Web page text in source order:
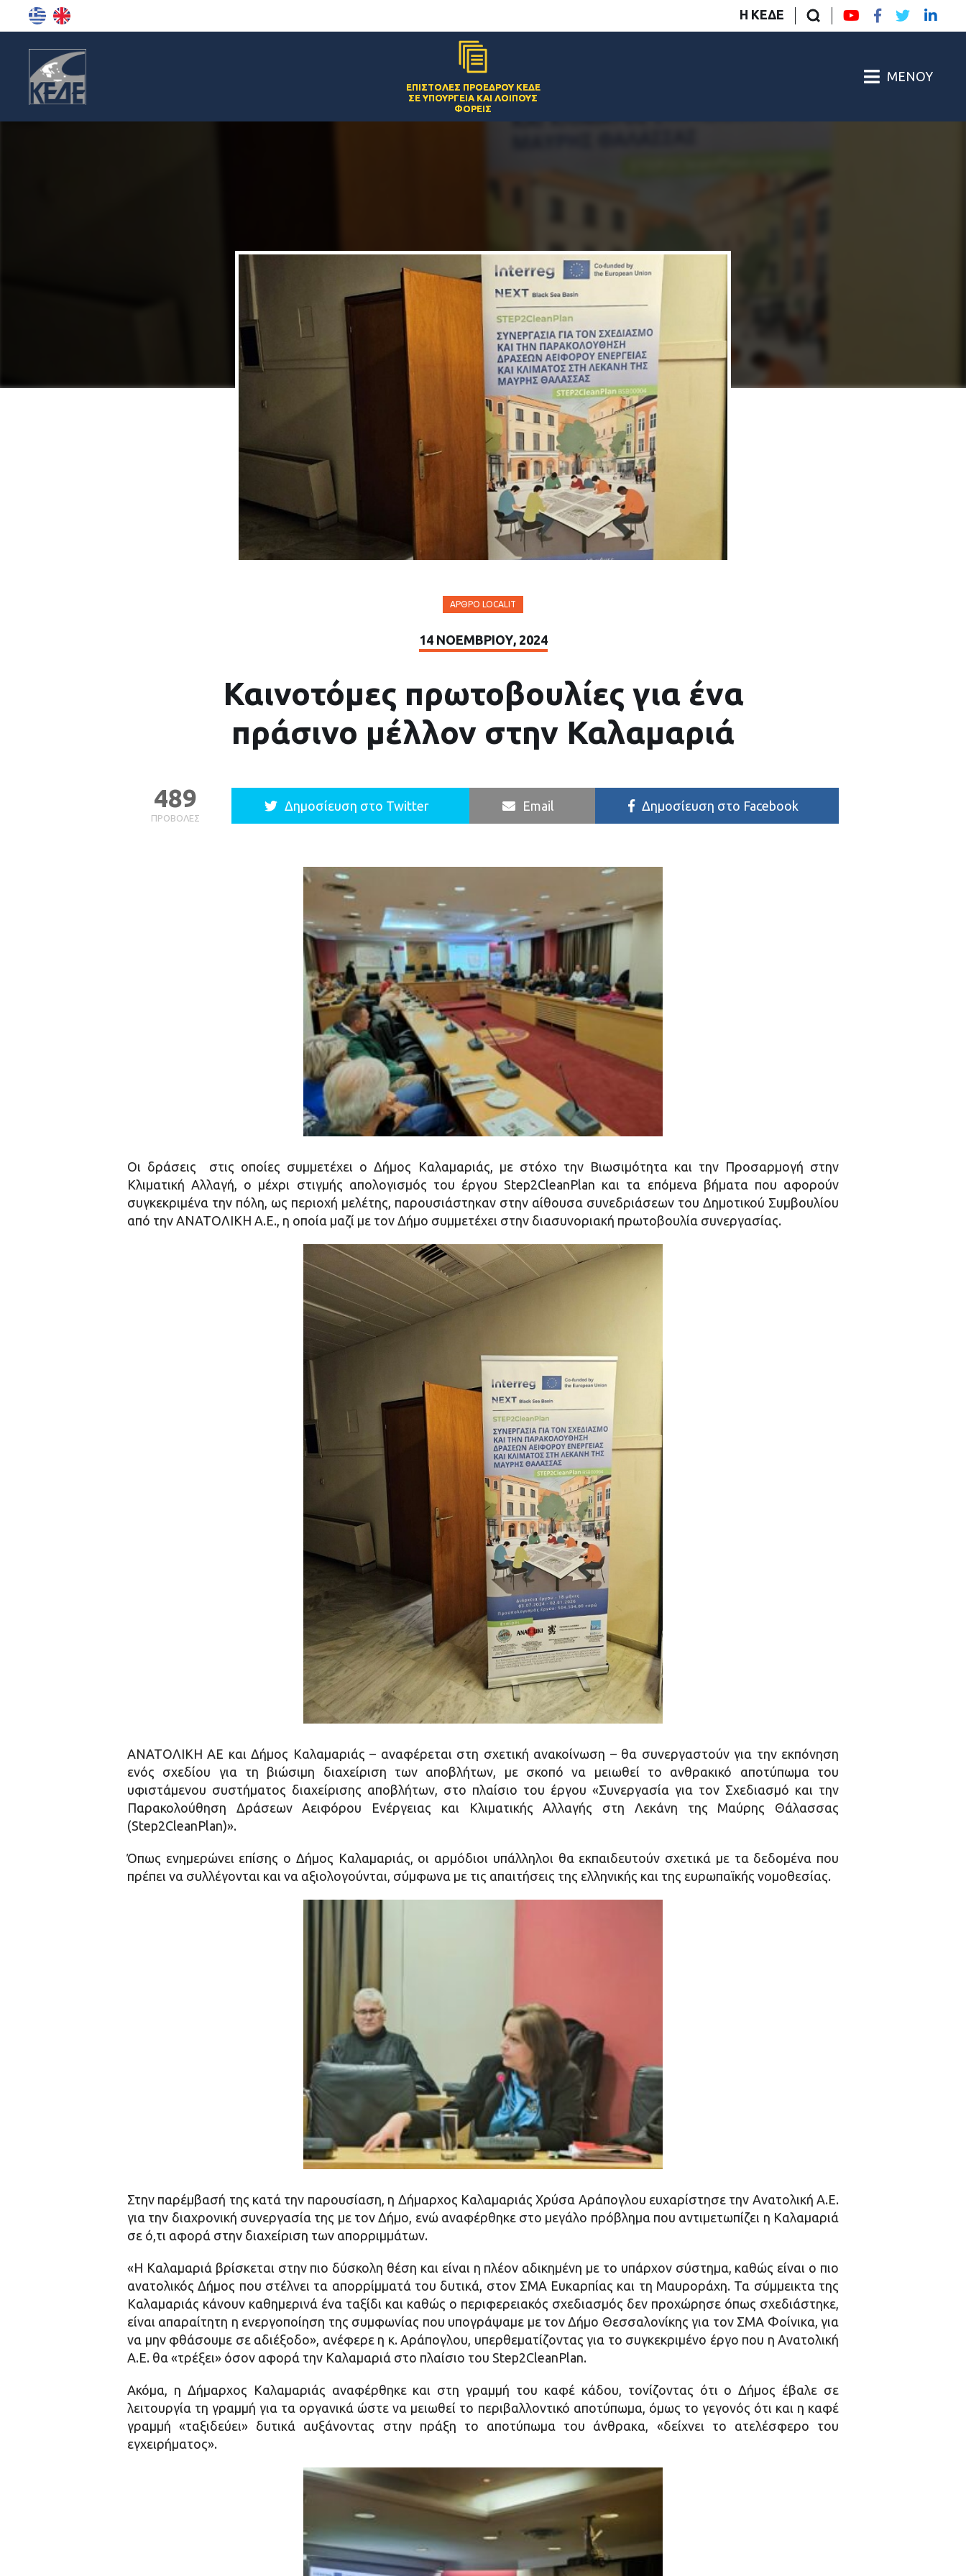
Η ΚΕΔΕ
ΕΠΙΣΤΟΛΈΣ ΠΡΟΈΔΡΟΥ ΚΕΔΕ
ΣΕ ΥΠΟΥΡΓΕΊΑ ΚΑΙ ΛΟΙΠΟΎΣ
ΦΟΡΕΊΣ
ΜΕΝΟΎ
ΆΡΘΡΟ LOCALIT
14 ΝΟΕΜΒΡΊΟΥ, 2024
Καινοτόμες πρωτοβουλίες για ένα
πράσινο μέλλον στην Καλαμαριά
ΠΡΟΒΟΛΈΣ
489 Δημοσίευση στο Twitter Email Δημοσίευση στο Facebook
Οι δράσεις στις οποίες συμμετέχει ο Δήμος Καλαμαριάς, με στόχο την Βιωσιμότητα και την Προσαρμογή στην
Κλιματική Αλλαγή, ο μέχρι στιγμής απολογισμός του έργου Step2CleanPlan και τα επόμενα βήματα που αφορούν
συγκεκριμένα την πόλη, ως περιοχή μελέτης, παρουσιάστηκαν στην αίθουσα συνεδριάσεων του Δημοτικού Συμβουλίου
από την ΑΝΑΤΟΛΙΚΗ Α.Ε., η οποία μαζί με τον Δήμο συμμετέχει στην διασυνοριακή πρωτοβουλία συνεργασίας.
ΑΝΑΤΟΛΙΚΗ ΑΕ και Δήμος Καλαμαριάς – αναφέρεται στη σχετική ανακοίνωση – θα συνεργαστούν για την εκπόνηση
ενός σχεδίου για τη βιώσιμη διαχείριση των αποβλήτων, με σκοπό να μειωθεί το ανθρακικό αποτύπωμα του
υφιστάμενου συστήματος διαχείρισης αποβλήτων, στο πλαίσιο του έργου «Συνεργασία για τον Σχεδιασμό και την
Παρακολούθηση Δράσεων Αειφόρου Ενέργειας και Κλιματικής Αλλαγής στη Λεκάνη της Μαύρης Θάλασσας
(Step2CleanPlan)».
Όπως ενημερώνει επίσης ο Δήμος Καλαμαριάς, οι αρμόδιοι υπάλληλοι θα εκπαιδευτούν σχετικά με τα δεδομένα που
πρέπει να συλλέγονται και να αξιολογούνται, σύμφωνα με τις απαιτήσεις της ελληνικής και της ευρωπαϊκής νομοθεσίας.
Στην παρέμβασή της κατά την παρουσίαση, η Δήμαρχος Καλαμαριάς Χρύσα Αράπογλου ευχαρίστησε την Ανατολική Α.Ε.
για την διαχρονική συνεργασία της με τον Δήμο, ενώ αναφέρθηκε στο μεγάλο πρόβλημα που αντιμετωπίζει η Καλαμαριά
σε ό,τι αφορά στην διαχείριση των απορριμμάτων.
«Η Καλαμαριά βρίσκεται στην πιο δύσκολη θέση και είναι η πλέον αδικημένη με το υπάρχον σύστημα, καθώς είναι ο πιο
ανατολικός Δήμος που στέλνει τα απορρίμματά του δυτικά, στον ΣΜΑ Ευκαρπίας και τη Μαυροράχη. Τα σύμμεικτα της
Καλαμαριάς κάνουν καθημερινά ένα ταξίδι και καθώς ο περιφερειακός σχεδιασμός δεν προχώρησε όπως σχεδιάστηκε,
είναι απαραίτητη η ενεργοποίηση της συμφωνίας που υπογράψαμε με τον Δήμο Θεσσαλονίκης για τον ΣΜΑ Φοίνικα, για
να μην φθάσουμε σε αδιέξοδο», ανέφερε η κ. Αράπογλου, υπερθεματίζοντας για το συγκεκριμένο έργο που η Ανατολική
Α.Ε. θα «τρέξει» όσον αφορά την Καλαμαριά στο πλαίσιο του Step2CleanPlan.
Ακόμα, η Δήμαρχος Καλαμαριάς αναφέρθηκε και στη γραμμή του καφέ κάδου, τονίζοντας ότι ο Δήμος έβαλε σε
λειτουργία τη γραμμή για τα οργανικά ώστε να μειωθεί το περιβαλλοντικό αποτύπωμα, όμως το γεγονός ότι και η καφέ
γραμμή «ταξιδεύει» δυτικά αυξάνοντας στην πράξη το αποτύπωμα του άνθρακα, «δείχνει το ατελέσφερο του
εγχειρήματος».